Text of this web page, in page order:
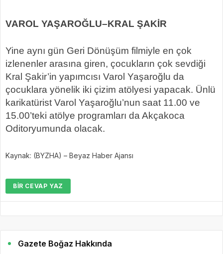
VAROL YAŞAROĞLU–KRAL ŞAKİR
Yine aynı gün Geri Dönüşüm filmiyle en çok
izlenenler arasına giren, çocukların çok sevdiği
Kral Şakir’in yapımcısı Varol Yaşaroğlu da
çocuklara yönelik iki çizim atölyesi yapacak. Ünlü
karikatürist Varol Yaşaroğlu’nun saat 11.00 ve
15.00’teki atölye programları da Akçakoca
Oditoryumunda olacak.
Kaynak: (BYZHA) – Beyaz Haber Ajansı
BIR CEVAP YAZ
Gazete Boğaz Hakkında